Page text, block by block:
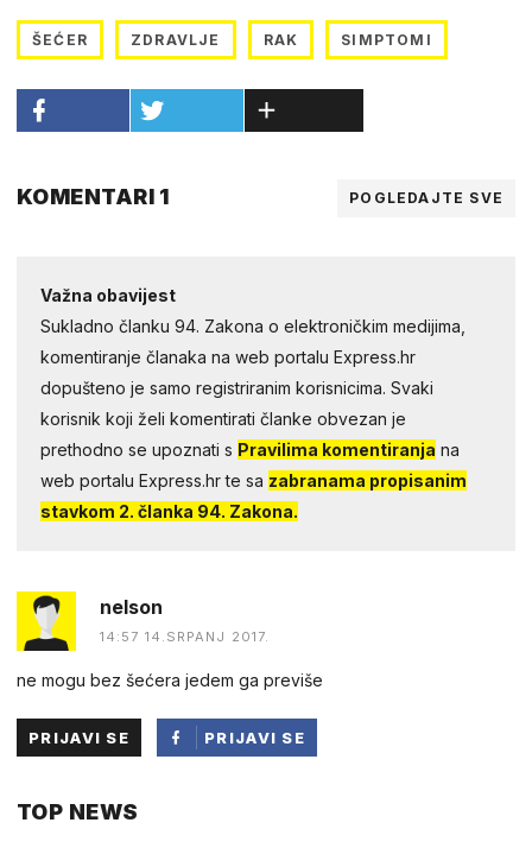
ŠEĆER ZDRAVLJE RAK SIMPTOMI
KOMENTARI 1 POGLEDAJTE SVE
Važna obavijest
Sukladno članku 94. Zakona o elektroničkim medijima,
komentiranje članaka na web portalu Express.hr
dopušteno je samo registriranim korisnicima. Svaki
korisnik koji želi komentirati članke obvezan je
prethodno se upoznati s Pravilima komentiranja na
web portalu Express.hr te sa zabranama propisanim
stavkom 2. članka 94. Zakona.
nelson
14:57 14.SRPANJ 2017.
ne mogu bez šećera jedem ga previše
PRIJAVI SE
PRIJAVI SE
TOP NEWS